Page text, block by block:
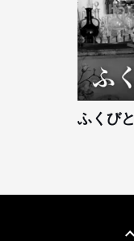
ふくびと